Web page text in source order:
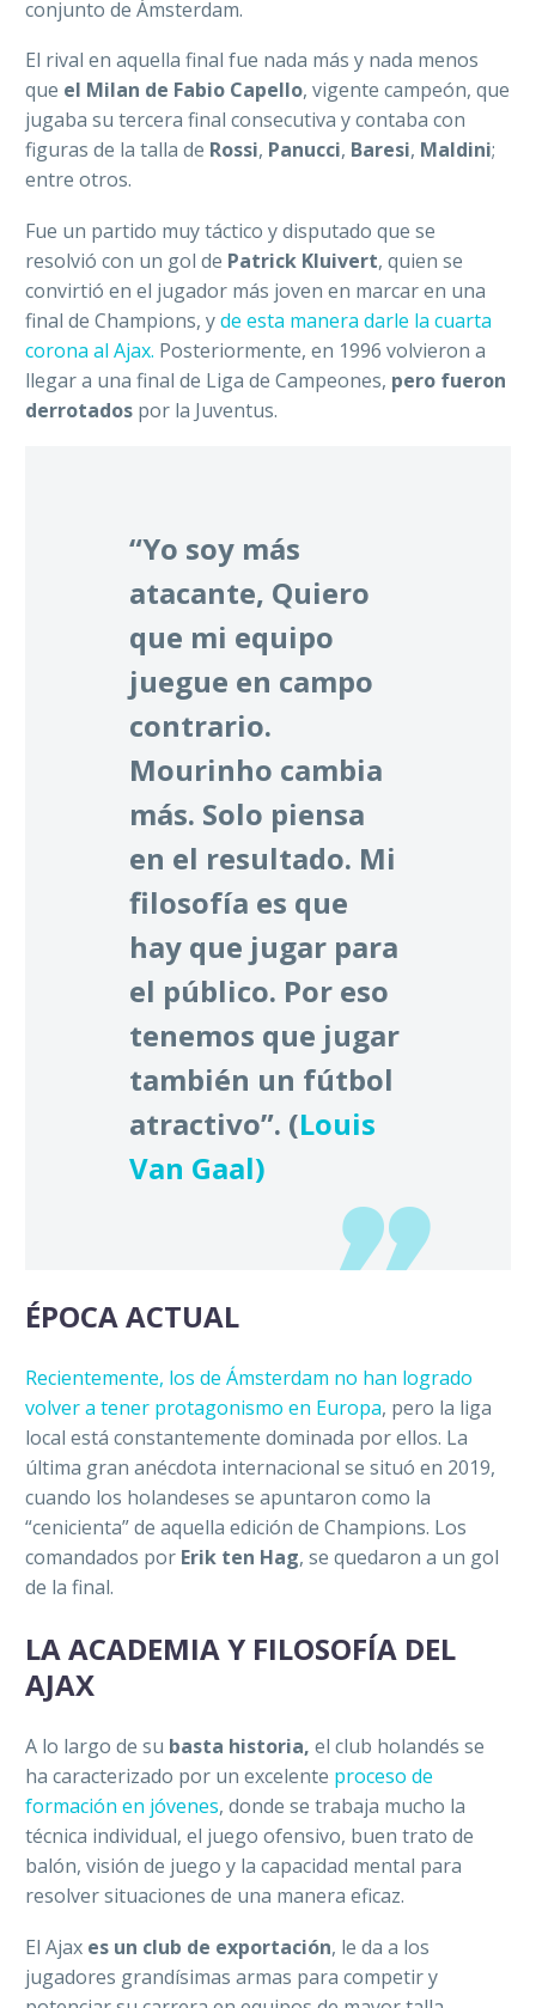
conjunto de Ámsterdam.
El rival en aquella final fue nada más y nada menos
que el Milan de Fabio Capello, vigente campeón, que
jugaba su tercera final consecutiva y contaba con
figuras de la talla de Rossi, Panucci, Baresi, Maldini;
entre otros.
Fue un partido muy táctico y disputado que se
resolvió con un gol de Patrick Kluivert, quien se
convirtió en el jugador más joven en marcar en una
final de Champions, yde esta manera darle la cuarta
corona al Ajax. Posteriormente, en 1996 volvieron a
llegar a una final de Liga de Campeones, pero fueron
derrotados por la Juventus.
“Yo soy más
atacante, Quiero
que mi equipo
juegue en campo
contrario.
Mourinho cambia
más. Solo piensa
en el resultado. Mi
filosofía es que
hay que jugar para
el público. Por eso
tenemos que jugar
también un fútbol
atractivo”. (Louis
Van Gaal)
ÉPOCA ACTUAL
Recientemente, los de Ámsterdam no han logrado
volver a tener protagonismo en Europa, pero la liga
local está constantemente dominada por ellos. La
última gran anécdota internacional se situó en 2019,
cuando los holandeses se apuntaron como la
“cenicienta” de aquella edición de Champions. Los
comandados por Erik ten Hag, se quedaron a un gol
de la final.
LA ACADEMIA Y FILOSOFÍA DEL
AJAX
A lo largo de su basta historia, el club holandés se
ha caracterizado por un excelente proceso de
formación en jóvenes, donde se trabaja mucho la
técnica individual, el juego ofensivo, buen trato de
balón, visión de juego y la capacidad mental para
resolver situaciones de una manera eficaz.
El Ajax es un club de exportación, le da a los
jugadores grandísimas armas para competir y